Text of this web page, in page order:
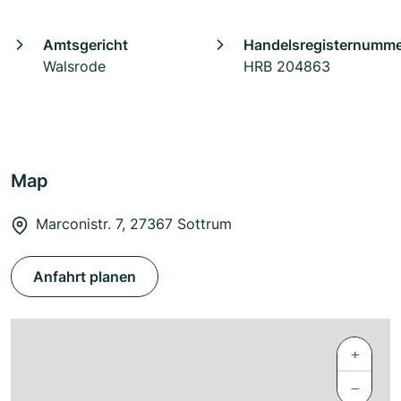
Amtsgericht
Walsrode
HRB 204863
Map
Marconistr. 7, 27367 Sottrum
Anfahrt planen
+
−